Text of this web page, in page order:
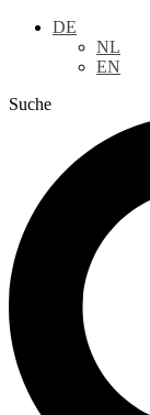
DE
NL
EN
Suche